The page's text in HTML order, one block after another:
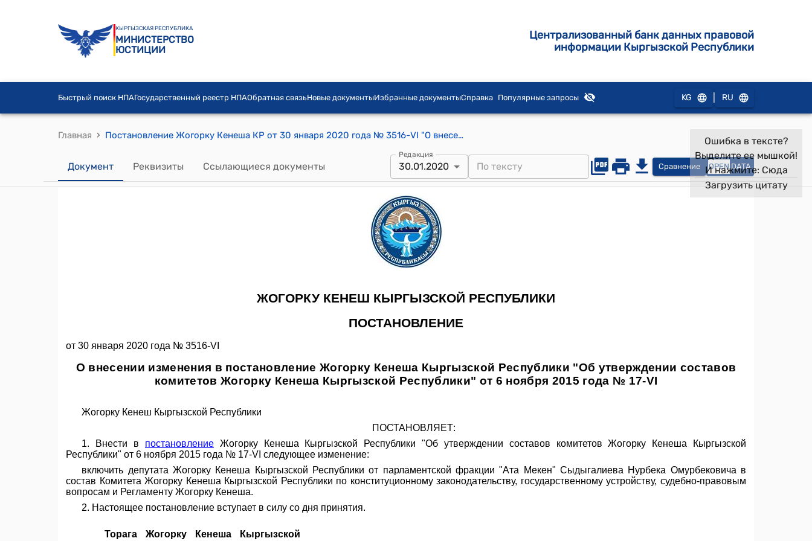
КЫРГЫЗСКАЯ РЕСПУБЛИКА
МИНИСТЕРСТВО
ЮСТИЦИИ
Централизованный банк данных правовой
информации Кыргызской Республики
Быстрый поиск НПАГосударственный реестр НПАОбратная связьНовые документыИзбранные документыСправка Популярные запросы KG RU
Главная › Постановление Жогорку Кенеша КР от 30 января 2020 года № 3516-VI "О внесении изменения в постановление Жогорку Кенеша Кыргызской Республики "Об утверждении составов комитетов Жогорку Кенеша Кыргызской Республики" от 6 ноября 2015 года № 17-VI"
Документ Реквизиты Ссылающиеся документы
Редакция
30.01.2020 Сравнение OPEN DATA
Ошибка в тексте?
Выделите ее мышкой!
И нажмите: Сюда
Загрузить цитату